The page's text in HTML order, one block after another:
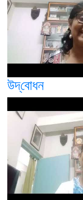
উদ্‌বোধন